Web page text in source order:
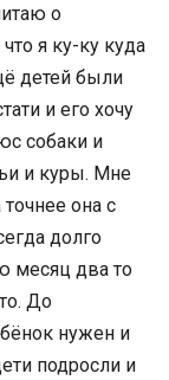
о
я ку-ку куда
детей были
и его хочу
собаки и
и куры. Мне
она с
долго
месяц два то
До
нужен и
подросли и